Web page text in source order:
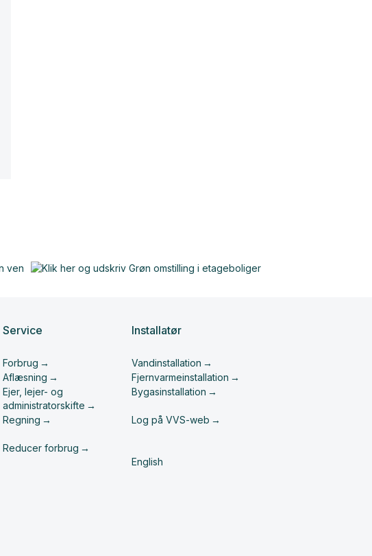
Service
Forbrug
Aflæsning
Ejer, lejer- og
administratorskifte
Regning
Reducer forbrug
Installatør
Vandinstallation
Fjernvarmeinstallation
Bygasinstallation
Log på VVS-web
English